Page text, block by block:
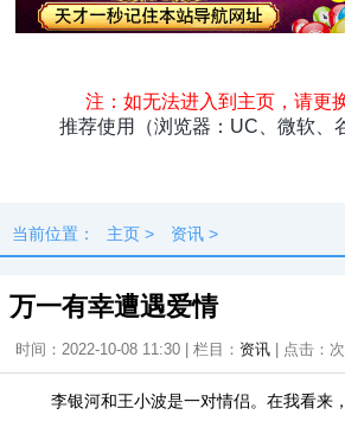
最新
快料 独闻
当前位置： 主页 > 资讯 >
万一有幸遭遇爱情
时间：2022-10-08 11:30 | 栏目： 资讯 | 点击： 次
李银河和王小波是一对情侣。在我看来